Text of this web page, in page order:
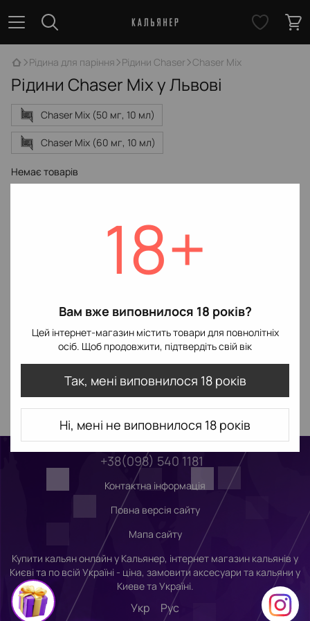
18+
Вам вже виповнилося 18 років?
Цей інтернет-магазин містить товари для повнолітніх
осіб. Щоб продовжити, підтвердіть свій вік
Так, мені виповнилося 18 років
Ні, мені не виповнилося 18 років
Рідина для паріння Рідини Chaser Chaser Mix
Рідини Chaser Mix у Львові
Chaser Mix (50 мг, 10 мл)
Chaser Mix (60 мг, 10 мл)
Немає товарів
+38(098) 540 1181
Контактна інформація
Повна версія сайту
Мапа сайту
Купити кальян онлайн у Кальянер, інтернет магазин кальянів у
Києві та по всій Україні - ціна, замовити аксесуари та кальяни у
Киеве та Україні.
Укр Рус